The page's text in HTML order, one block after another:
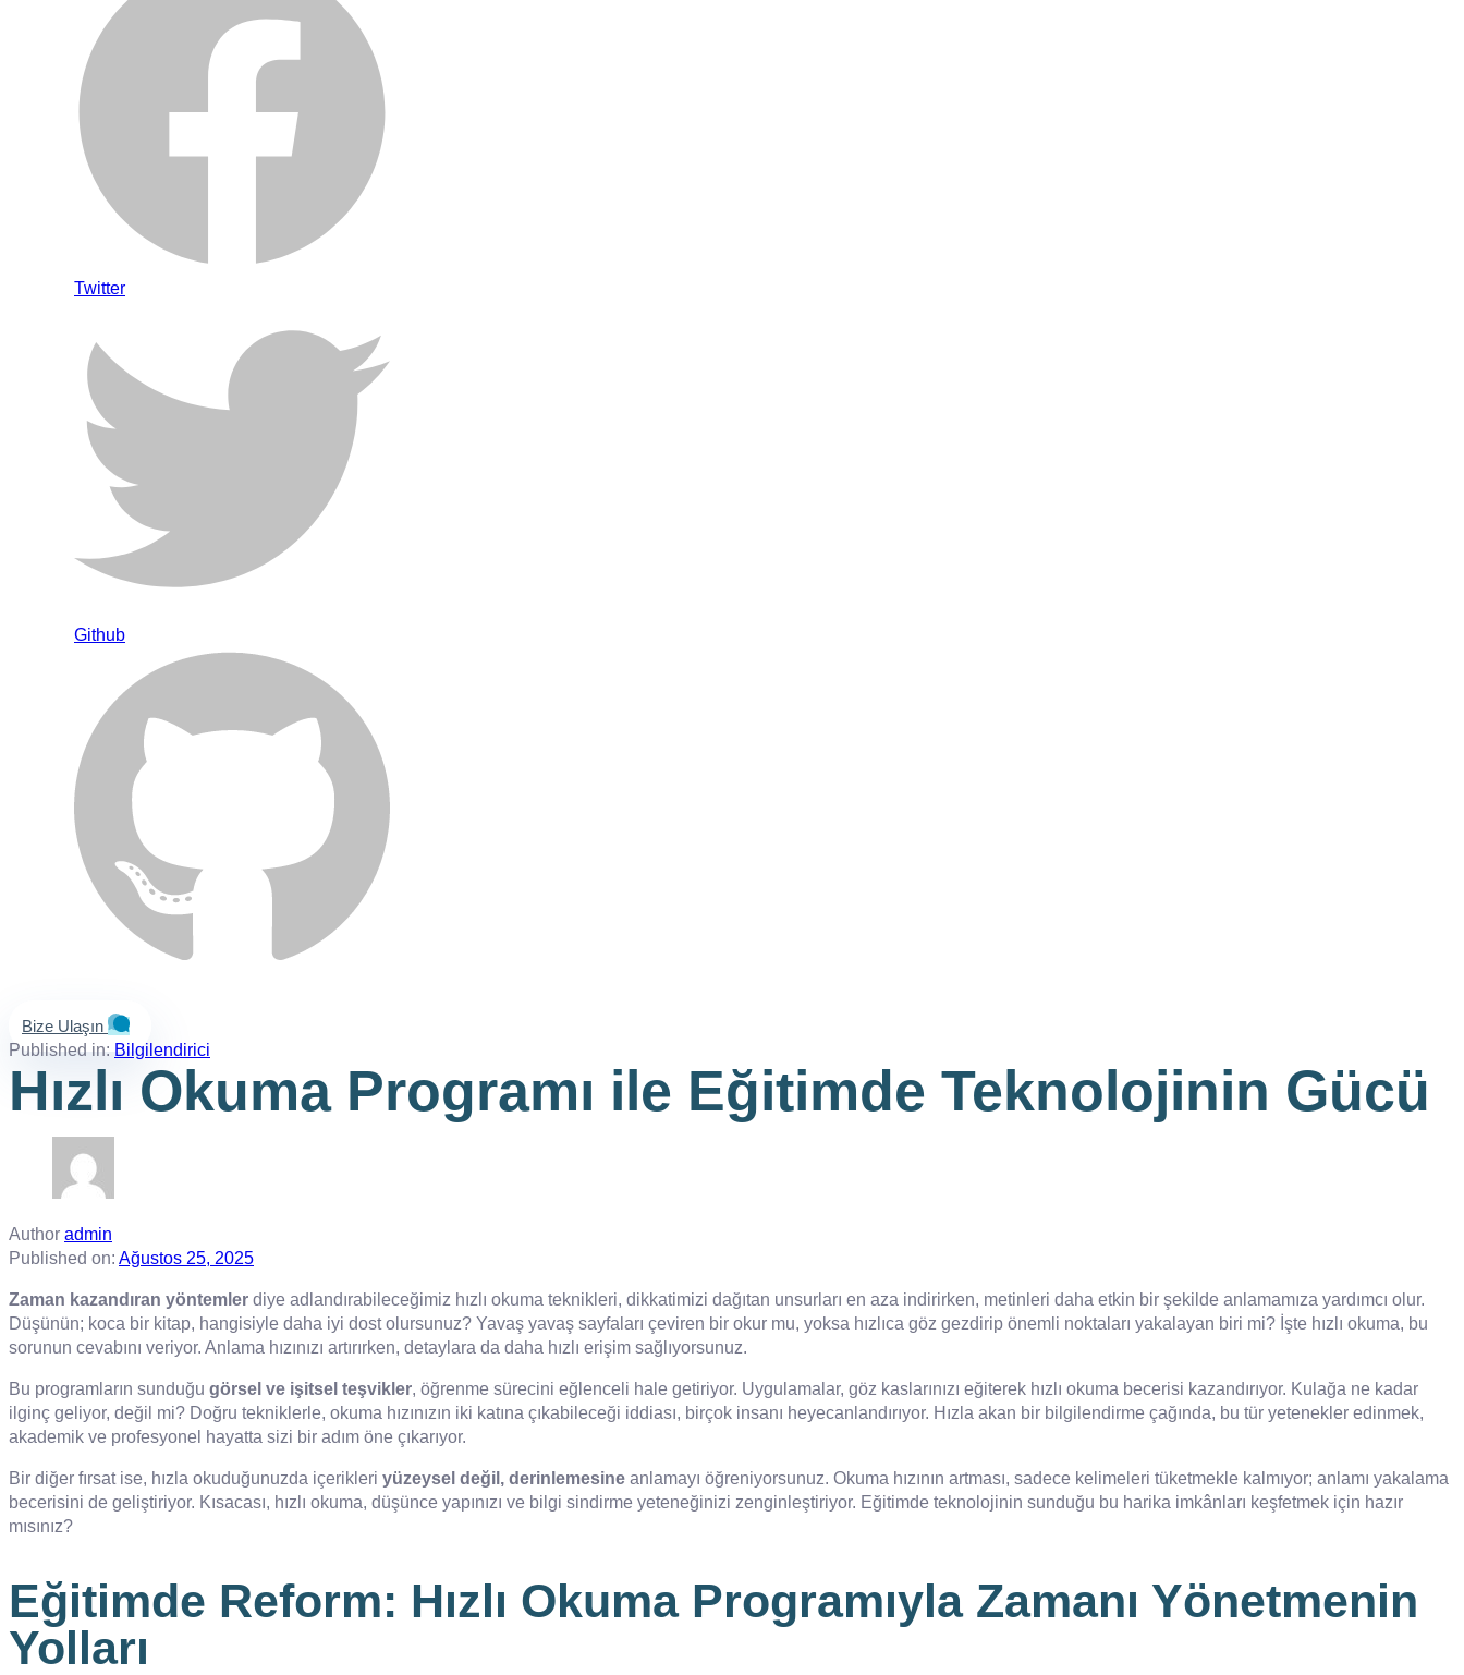
Twitter
Github
Bize Ulaşın
Published in: Bilgilendirici
Hızlı Okuma Programı ile Eğitimde Teknolojinin Gücü
Author admin
Published on: Ağustos 25, 2025
Zaman kazandıran yöntemler diye adlandırabileceğimiz hızlı okuma teknikleri, dikkatimizi dağıtan unsurları en aza indirirken, metinleri daha etkin bir şekilde anlamamıza yardımcı olur.
Düşünün; koca bir kitap, hangisiyle daha iyi dost olursunuz? Yavaş yavaş sayfaları çeviren bir okur mu, yoksa hızlıca göz gezdirip önemli noktaları yakalayan biri mi? İşte hızlı okuma, bu
sorunun cevabını veriyor. Anlama hızınızı artırırken, detaylara da daha hızlı erişim sağlıyorsunuz.
Bu programların sunduğu görsel ve işitsel teşvikler, öğrenme sürecini eğlenceli hale getiriyor. Uygulamalar, göz kaslarınızı eğiterek hızlı okuma becerisi kazandırıyor. Kulağa ne kadar
ilginç geliyor, değil mi? Doğru tekniklerle, okuma hızınızın iki katına çıkabileceği iddiası, birçok insanı heyecanlandırıyor. Hızla akan bir bilgilendirme çağında, bu tür yetenekler edinmek,
akademik ve profesyonel hayatta sizi bir adım öne çıkarıyor.
Bir diğer fırsat ise, hızla okuduğunuzda içerikleri yüzeysel değil, derinlemesine anlamayı öğreniyorsunuz. Okuma hızının artması, sadece kelimeleri tüketmekle kalmıyor; anlamı yakalama
becerisini de geliştiriyor. Kısacası, hızlı okuma, düşünce yapınızı ve bilgi sindirme yeteneğinizi zenginleştiriyor. Eğitimde teknolojinin sunduğu bu harika imkânları keşfetmek için hazır
mısınız?
Eğitimde Reform: Hızlı Okuma Programıyla Zamanı Yönetmenin
Yolları